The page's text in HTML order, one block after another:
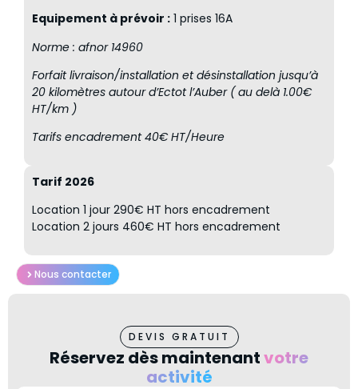
Equipement à prévoir : 1 prises 16A
Norme : afnor 14960
Forfait livraison/installation et désinstallation jusqu’à
20 kilomètres autour d’Ectot l’Auber ( au delà 1.00€
HT/km ​)
Tarifs encadrement 40€ HT/Heure
Tarif 2026
Location 1 jour 290€ HT hors encadrement
Location 2 jours 460€ HT hors encadrement
Nous contacter
DEVIS GRATUIT
Réservez dès maintenantvotre
activité